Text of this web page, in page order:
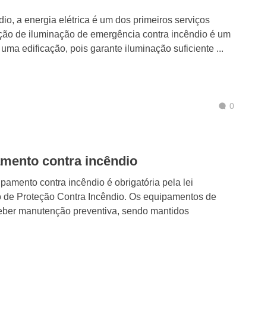
a energia elétrica é um dos primeiros serviços
de iluminação de emergência contra incêndio é um
edificação, pois garante iluminação suficiente ...
0
contra incêndio
contra incêndio é obrigatória pela lei
Proteção Contra Incêndio. Os equipamentos de
manutenção preventiva, sendo mantidos